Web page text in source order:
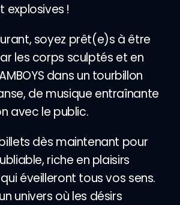
explosives !
soyez prêt(e)s à être
les corps sculptés et en
dans un tourbillon
de musique entraînante
avec le public.
dès maintenant pour
riche en plaisirs
éveilleront tous vos sens.
univers où les désirs